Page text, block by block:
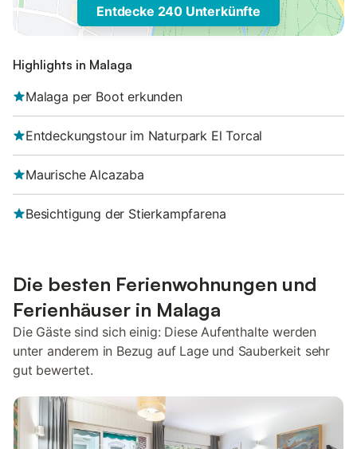
Entdecke 240 Unterkünfte
Highlights in Malaga
Malaga per Boot erkunden
Entdeckungstour im Naturpark El Torcal
Maurische Alcazaba
Besichtigung der Stierkampfarena
Die besten Ferienwohnungen und
Ferienhäuser in Malaga
Die Gäste sind sich einig: Diese Aufenthalte werden
unter anderem in Bezug auf Lage und Sauberkeit sehr
gut bewertet.